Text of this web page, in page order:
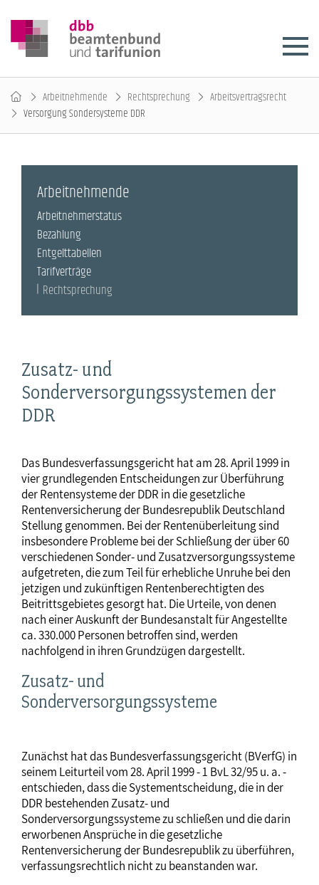
Arbeitnehmende Rechtsprechung
Arbeitsvertragsrecht
Versorgung Sondersysteme DDR
Zusatz- und
Sonderversorgungssystemen der
DDR
Das Bundesverfassungsgericht hat am 28. April 1999 in
vier grundlegenden Entscheidungen zur Überführung
der Rentensysteme der DDR in die gesetzliche
Rentenversicherung der Bundesrepublik Deutschland
Stellung genommen. Bei der Rentenüberleitung sind
insbesondere Probleme bei der Schließung der über 60
verschiedenen Sonder- und Zusatzversorgungssysteme
aufgetreten, die zum Teil für erhebliche Unruhe bei den
jetzigen und zukünftigen Rentenberechtigten des
Beitrittsgebietes gesorgt hat. Die Urteile, von denen
nach einer Auskunft der Bundesanstalt für Angestellte
ca. 330.000 Personen betroffen sind, werden
nachfolgend in ihren Grundzügen dargestellt.
Zusatz- und
Sonderversorgungssysteme
Zunächst hat das Bundesverfassungsgericht (BVerfG) in
seinem Leiturteil vom 28. April 1999 - 1 BvL 32/95 u. a. -
entschieden, dass die Systementscheidung, die in der
DDR bestehenden Zusatz- und
Sonderversorgungssysteme zu schließen und die darin
erworbenen Ansprüche in die gesetzliche
Rentenversicherung der Bundesrepublik zu überführen,
verfassungsrechtlich nicht zu beanstanden war.
Arbeitnehmende
Arbeitnehmerstatus
Bezahlung
Entgelttabellen
Tarifverträge
Rechtsprechung